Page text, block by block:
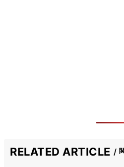
RELATED ARTICLE